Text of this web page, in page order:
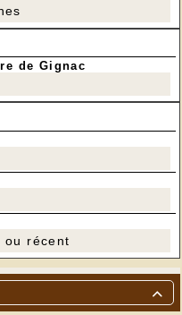

de Gignac
ou récent